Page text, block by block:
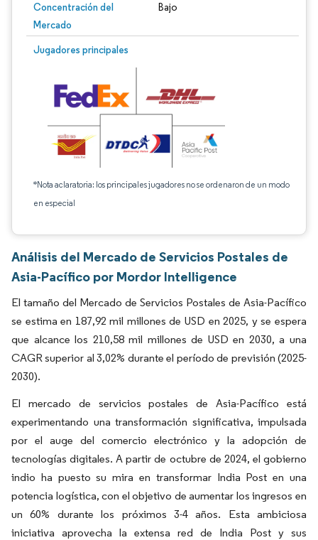
Concentración del
Mercado
Bajo
Jugadores principales
*Nota aclaratoria: los principales jugadores no se ordenaron de un modo
en especial
Análisis del Mercado de Servicios Postales de
Asia-Pacífico por Mordor Intelligence
El tamaño del Mercado de Servicios Postales de Asia-Pacífico
se estima en 187,92 mil millones de USD en 2025, y se espera
que alcance los 210,58 mil millones de USD en 2030, a una
CAGR superior al 3,02% durante el período de previsión (2025-
2030).
El mercado de servicios postales de Asia-Pacífico está
experimentando una transformación significativa, impulsada
por el auge del comercio electrónico y la adopción de
tecnologías digitales. A partir de octubre de 2024, el gobierno
indio ha puesto su mira en transformar India Post en una
potencia logística, con el objetivo de aumentar los ingresos en
un 60% durante los próximos 3-4 años. Esta ambiciosa
iniciativa aprovecha la extensa red de India Post y sus